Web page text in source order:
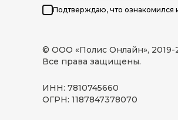
Подтверждаю, что ознакомился
© ООО «Полис Онлайн», 2019-
Все права защищены.
ИНН: 7810745660
ОГРН: 1187847378070